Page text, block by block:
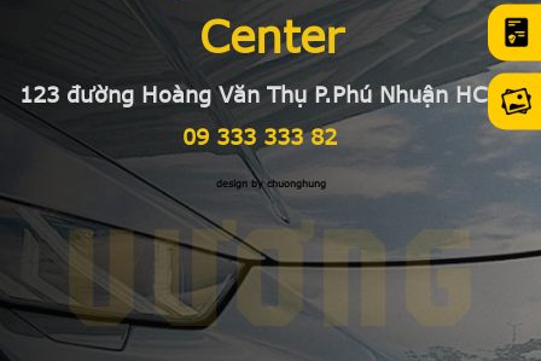
Center
123 đường Hoàng Văn Thụ P.Phú Nhuận HCMC
09 333 333 82
design by chuonghung
VƯƠNG